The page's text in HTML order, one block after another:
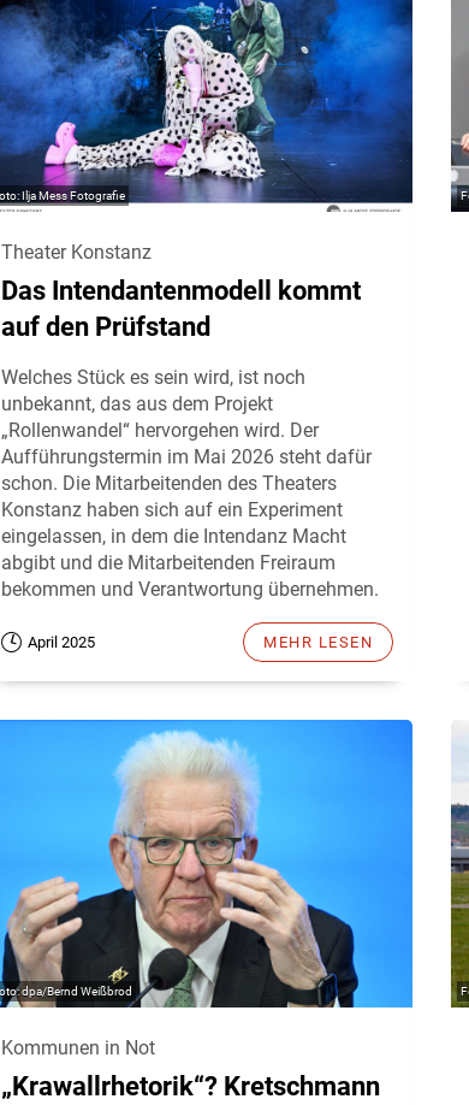
Ilja Mess Fotografie
Theater Konstanz
Das Intendantenmodell kommt
auf den Prüfstand
Welches Stück es sein wird, ist noch
unbekannt, das aus dem Projekt
„Rollenwandel“ hervorgehen wird. Der
Aufführungstermin im Mai 2026 steht dafür
schon. Die Mitarbeitenden des Theaters
Konstanz haben sich auf ein Experiment
eingelassen, in dem die Intendanz Macht
abgibt und die Mitarbeitenden Freiraum
bekommen und Verantwortung übernehmen.
April 2025 MEHR LESEN
dpa/Bernd Weißbrod
Kommunen in Not
„Krawallrhetorik“? Kretschmann